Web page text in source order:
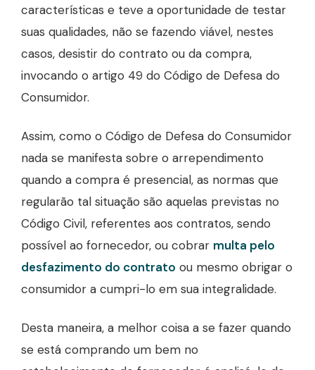
características e teve a oportunidade de testar
suas qualidades, não se fazendo viável, nestes
casos, desistir do contrato ou da compra,
invocando o artigo 49 do Código de Defesa do
Consumidor.
Assim, como o Código de Defesa do Consumidor
nada se manifesta sobre o arrependimento
quando a compra é presencial, as normas que
regularão tal situação são aquelas previstas no
Código Civil, referentes aos contratos, sendo
possível ao fornecedor, ou cobrar multa pelo
desfazimento do contrato ou mesmo obrigar o
consumidor a cumpri-lo em sua integralidade.
Desta maneira, a melhor coisa a se fazer quando
se está comprando um bem no